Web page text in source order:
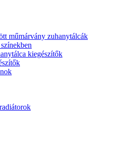
műmárvány zuhanytálcák
kiegészítők